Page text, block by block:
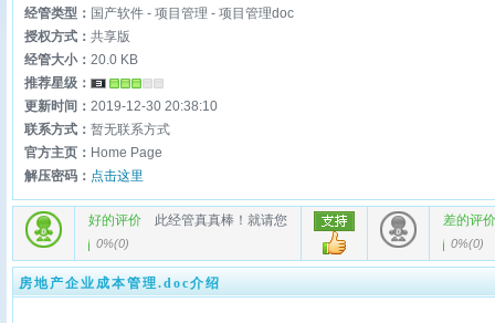
经管类型： 国产软件 - 项目管理 - 项目管理doc
授权方式： 共享版
经管大小： 20.0 KB
推荐星级：
更新时间： 2019-12-30 20:38:10
联系方式： 暂无联系方式
官方主页： Home Page
解压密码： 点击这里
好的评价 此经管真真棒！就请您
0%(0)
差的评价
0%(0)
房地产企业成本管理.doc介绍